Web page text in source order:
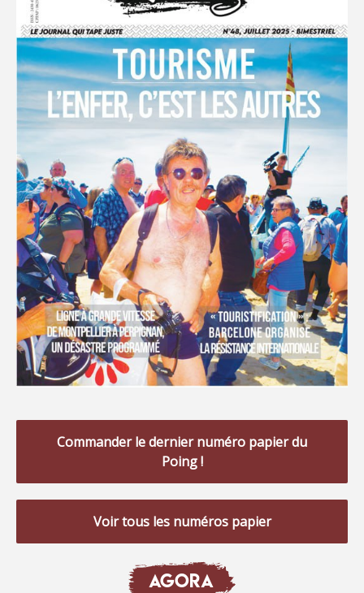
Commander le dernier numéro papier du
Poing !
Voir tous les numéros papier
AGORA